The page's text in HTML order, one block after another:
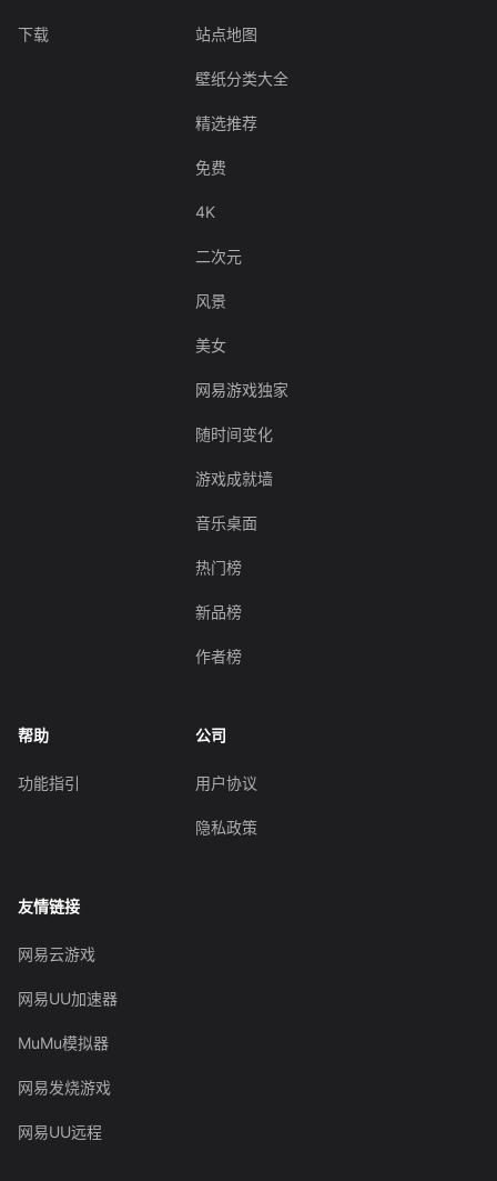
下载 站点地图
壁纸分类大全
精选推荐
免费
4K
二次元
风景
美女
网易游戏独家
随时间变化
游戏成就墙
音乐桌面
热门榜
新品榜
作者榜
帮助
功能指引
公司
用户协议
隐私政策
友情链接
网易云游戏
网易UU加速器
MuMu模拟器
网易发烧游戏
网易UU远程